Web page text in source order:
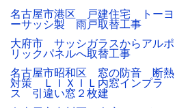
名古屋市港区 戸建住宅 トーヨ
ーサッシ製 雨戸取替工事
大府市 サッシガラスからアルポ
リックパネルへ取替工事
名古屋市昭和区 窓の防音 断熱
対策 ＬＩＸＩＬ内窓インプラ
ス 引違い窓２枚建